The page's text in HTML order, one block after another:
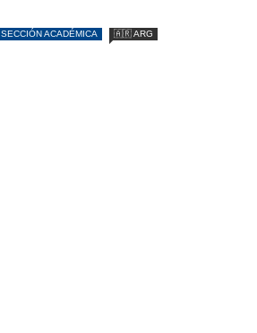
SECCIÓN ACADÉMICA 🇦🇷 ARG